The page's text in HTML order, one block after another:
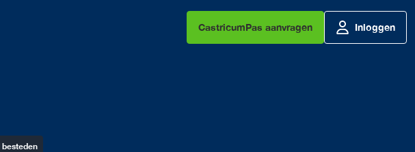
CastricumPas aanvragen Inloggen
besteden